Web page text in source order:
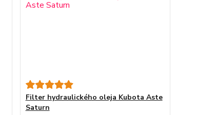
Filter hydraulického oleja Kubota Aste
Saturn